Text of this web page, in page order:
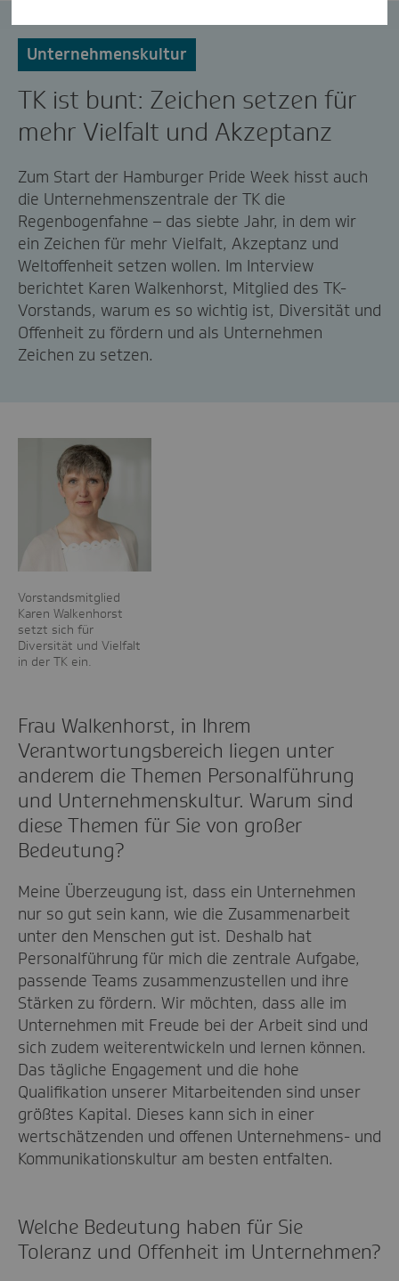
Unternehmenskultur
TK ist bunt: Zeichen setzen für
mehr Vielfalt und Akzeptanz
Zum Start der Hamburger Pride Week hisst auch
die Unternehmenszentrale der TK die
Regenbogenfahne – das siebte Jahr, in dem wir
ein Zeichen für mehr Vielfalt, Akzeptanz und
Weltoffenheit setzen wollen. Im Interview
berichtet Karen Walkenhorst, Mitglied des TK-
Vorstands, warum es so wichtig ist, Diversität und
Offenheit zu fördern und als Unternehmen
Zeichen zu setzen.
Vorstandsmitglied
Karen Walkenhorst
setzt sich für
Diversität und Vielfalt
in der TK ein.
Frau Walkenhorst, in Ihrem
Verantwortungsbereich liegen unter
anderem die Themen Personalführung
und Unternehmenskultur. Warum sind
diese Themen für Sie von großer
Bedeutung?
Meine Überzeugung ist, dass ein Unternehmen
nur so gut sein kann, wie die Zusammenarbeit
unter den Menschen gut ist. Deshalb hat
Personalführung für mich die zentrale Aufgabe,
passende Teams zusammenzustellen und ihre
Stärken zu fördern. Wir möchten, dass alle im
Unternehmen mit Freude bei der Arbeit sind und
sich zudem weiterentwickeln und lernen können.
Das tägliche Engagement und die hohe
Qualifikation unserer Mitarbeitenden sind unser
größtes Kapital. Dieses kann sich in einer
wertschätzenden und offenen Unternehmens- und
Kommunikationskultur am besten entfalten.
Welche Bedeutung haben für Sie
Toleranz und Offenheit im Unternehmen?